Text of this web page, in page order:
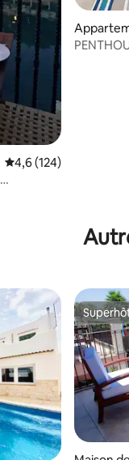
Évaluation moyenne
4,6 (124)